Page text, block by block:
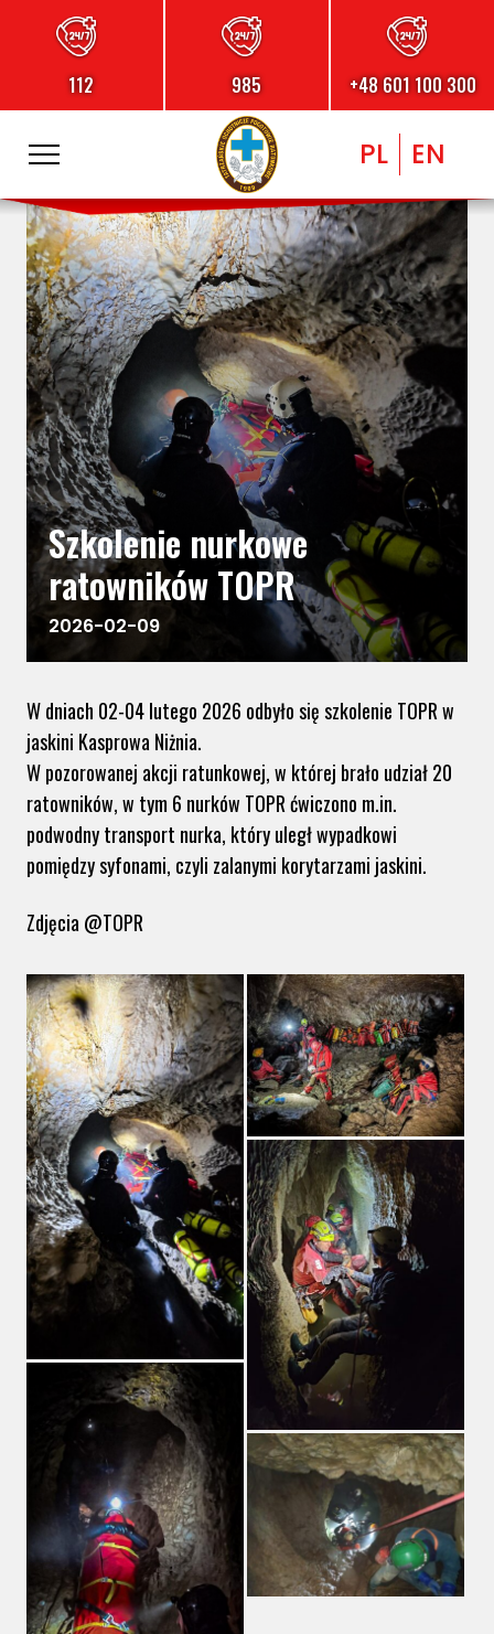
112 985 +48 601 100 300
PL EN
Szkolenie nurkowe
ratowników TOPR
2026-02-09
W dniach 02-04 lutego 2026 odbyło się szkolenie TOPR w
jaskini Kasprowa Niżnia.
W pozorowanej akcji ratunkowej, w której brało udział 20
ratowników, w tym 6 nurków TOPR ćwiczono m.in.
podwodny transport nurka, który uległ wypadkowi
pomiędzy syfonami, czyli zalanymi korytarzami jaskini.
Zdjęcia @TOPR